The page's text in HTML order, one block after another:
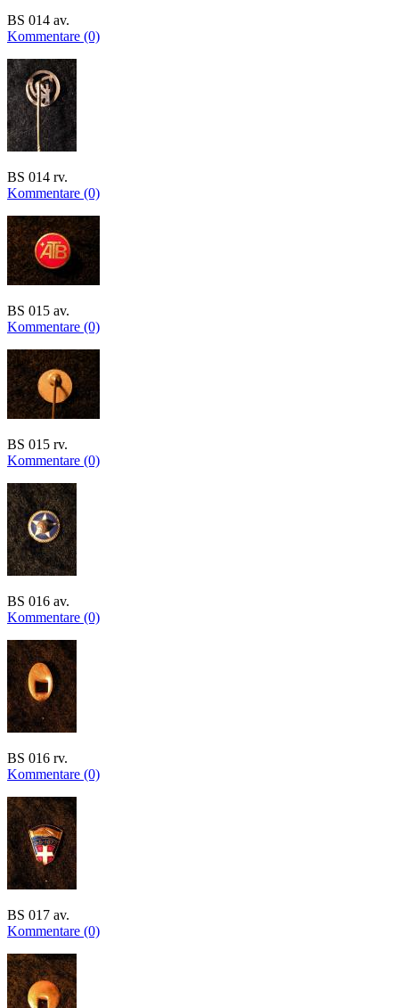
BS 014 av.
Kommentare (0)
BS 014 rv.
Kommentare (0)
BS 015 av.
Kommentare (0)
BS 015 rv.
Kommentare (0)
BS 016 av.
Kommentare (0)
BS 016 rv.
Kommentare (0)
BS 017 av.
Kommentare (0)